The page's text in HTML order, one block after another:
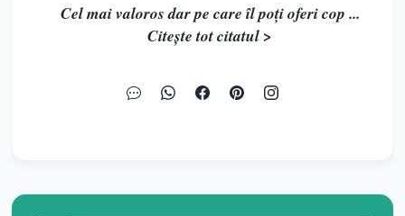
Cel mai valoros dar pe care îl poți oferi cop ...
Citește tot citatul >